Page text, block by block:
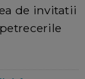
de invitatii